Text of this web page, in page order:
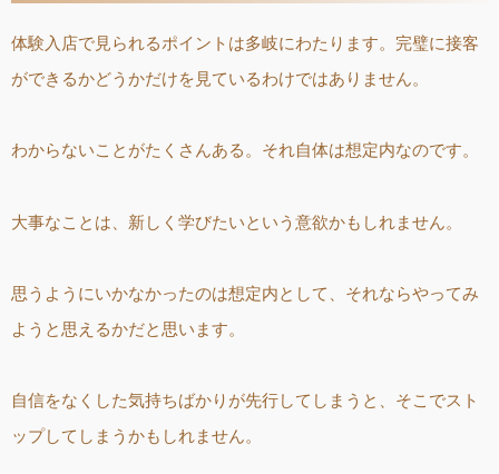
体験入店で見られるポイントは多岐にわたります。完璧に接客
ができるかどうかだけを見ているわけではありません。
わからないことがたくさんある。それ自体は想定内なのです。
大事なことは、新しく学びたいという意欲かもしれません。
思うようにいかなかったのは想定内として、それならやってみ
ようと思えるかだと思います。
自信をなくした気持ちばかりが先行してしまうと、そこでスト
ップしてしまうかもしれません。